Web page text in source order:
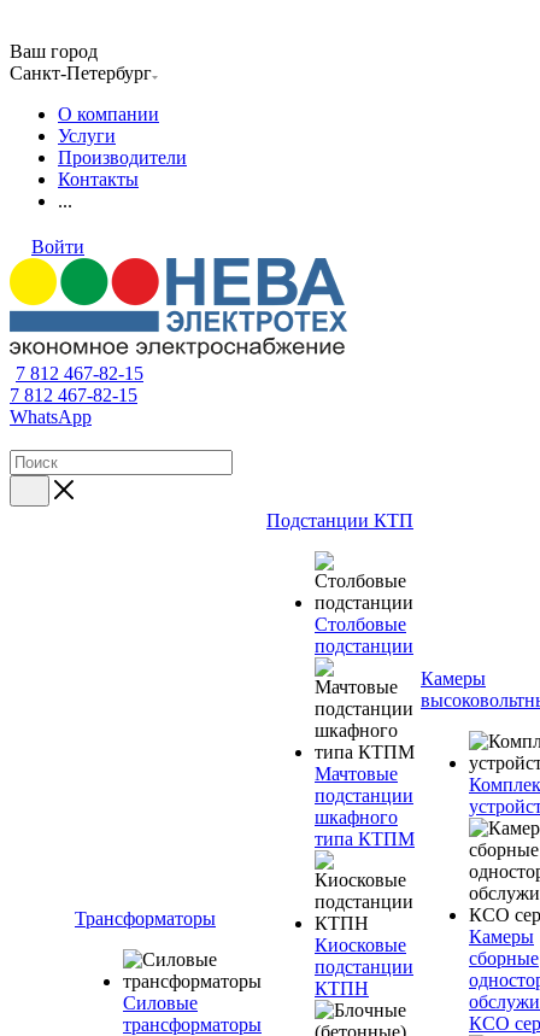
Ваш город
Санкт-Петербург
О компании
Услуги
Производители
Контакты
...
Войти
7 812 467-82-15
7 812 467-82-15
WhatsApp
Трансформаторы
Силовые
трансформаторы
Подстанции КТП
Столбовые
подстанции
Мачтовые
подстанции
шкафного
типа КТПМ
Киосковые
подстанции
КТПН
Камеры
Камеры
сборные
КСО